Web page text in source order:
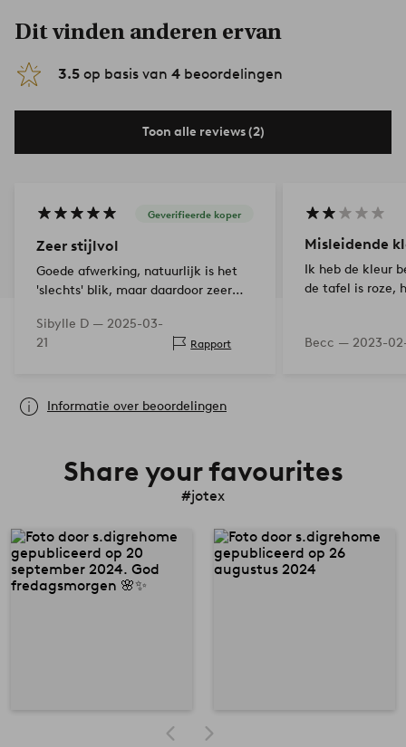
Dit vinden anderen ervan
3.5 op basis van 4 beoordelingen
Toon alle reviews (2)
Geverifieerde koper
Zeer stijlvol
Goede afwerking, natuurlijk is het
'slechts' blik, maar daardoor zeer
Sibylle D — 2025-03-
21
Rapport
Misleidende
Ik heb de kleur
de tafel is roze,
Becc — 2023-
Informatie over beoordelingen
Share your favourites
#jotex